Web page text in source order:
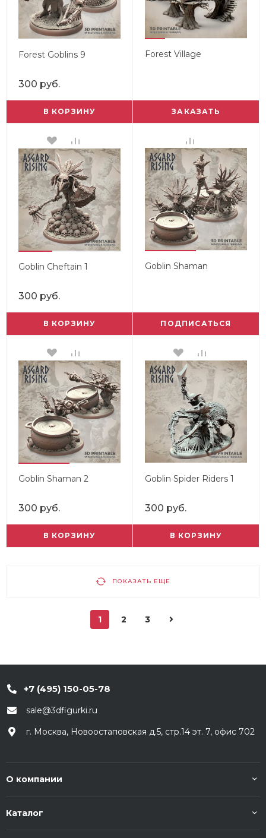
Forest Goblins 9
300 руб.
В КОРЗИНУ
Forest Village
ЗАКАЗАТЬ
Goblin Cheftain 1
300 руб.
В КОРЗИНУ
Goblin Shaman
ПОДПИСАТЬСЯ
Goblin Shaman 2
300 руб.
В КОРЗИНУ
Goblin Spider Riders 1
300 руб.
В КОРЗИНУ
ПОКАЗАТЬ ЕЩЕ
1 2 3
+7 (495) 150-05-78
sale@3dfigurki.ru
г. Москва, Новоостаповская д.5, стр.14 эт. 7, офис 702
О компании
Каталог